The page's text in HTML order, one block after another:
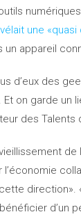
une
un appareil
d’eux des
on garde un
des Talents
l’économie
direction».
d’un